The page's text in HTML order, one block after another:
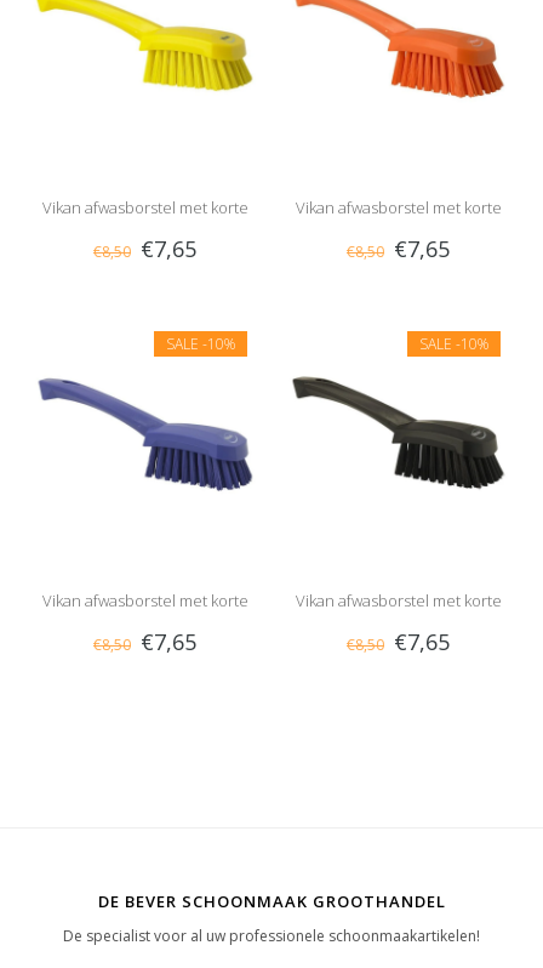
Vikan afwasborstel met korte
steel, hard
€8,50 €7,65
Vikan afwasborstel met korte
steel, hard
€8,50 €7,65
SALE -10%
Vikan afwasborstel met korte
steel, hard
€8,50 €7,65
SALE -10%
Vikan afwasborstel met korte
steel, hard
€8,50 €7,65
DE BEVER SCHOONMAAK GROOTHANDEL
De specialist voor al uw professionele schoonmaakartikelen!